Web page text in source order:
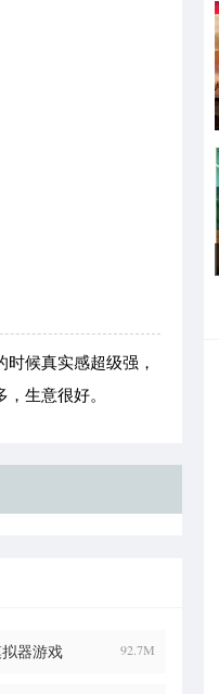
候真实感超级强，
生意很好。
器游戏 92.7M